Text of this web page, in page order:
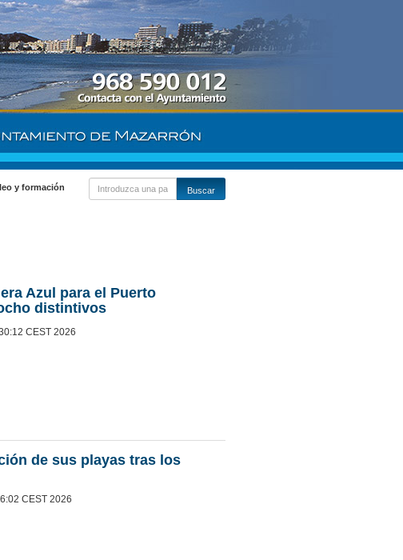
y formación
Azul para el Puerto
distintivos
CEST 2026
de sus playas tras los
CEST 2026